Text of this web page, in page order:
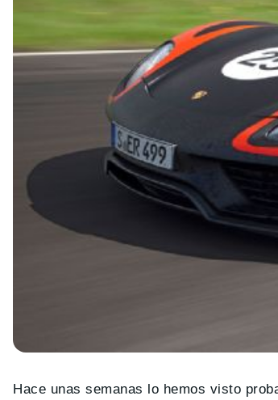
Hace unas semanas lo hemos visto